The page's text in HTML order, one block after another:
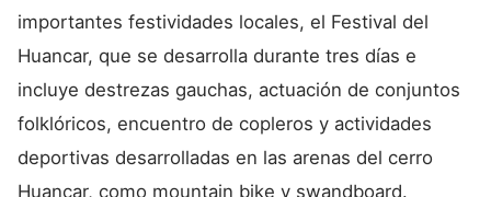
importantes festividades locales, el Festival del
Huancar, que se desarrolla durante tres días e
incluye destrezas gauchas, actuación de conjuntos
folklóricos, encuentro de copleros y actividades
deportivas desarrolladas en las arenas del cerro
Huancar, como mountain bike y swandboard.